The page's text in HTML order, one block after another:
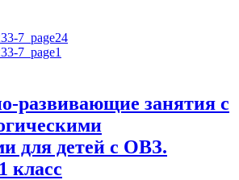
развивающие занятия c
для детей с ОВЗ.
класс